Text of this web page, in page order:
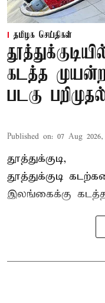
தமிழக செய்திகள்
கடத்த
படகு பறிமுதல்
Published on: 07 Aug
தூத்துக்குடி,
தூத்துக்குடி
இலங்கைக்கு